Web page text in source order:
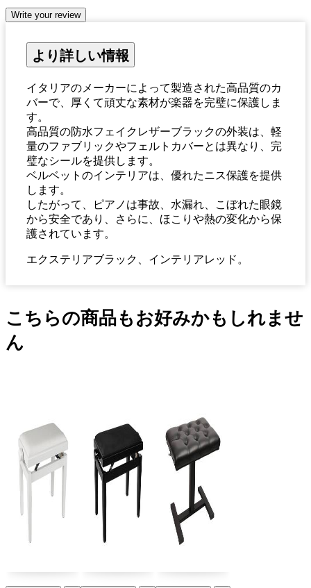
Write your review
より詳しい情報
イタリアのメーカーによって製造された高品質のカ
バーで、厚くて頑丈な素材が楽器を完璧に保護しま
す。
高品質の防水フェイクレザーブラックの外装は、軽
量のファブリックやフェルトカバーとは異なり、完
璧なシールを提供します。
ベルベットのインテリアは、優れたニス保護を提供
します。
したがって、ピアノは事故、水漏れ、こぼれた眼鏡
から安全であり、さらに、ほこりや熱の変化から保
護されています。
エクステリアブラック、インテリアレッド。
こちらの商品もお好みかもしれませ
ん